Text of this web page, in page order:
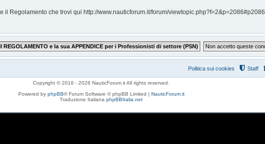
Regolamento che trovi qui http://www.nauticforum.it/forum/viewtopic.php?f=2&p=2086#p2086
Staff
Politica sui cookies
Copyright © 2016 - 2026 NauticForum.it All rights reserved.
Powered by phpBB® Forum Software © phpBB Limited | NauticForum.it
Traduzione Italiana phpBBItalia.net